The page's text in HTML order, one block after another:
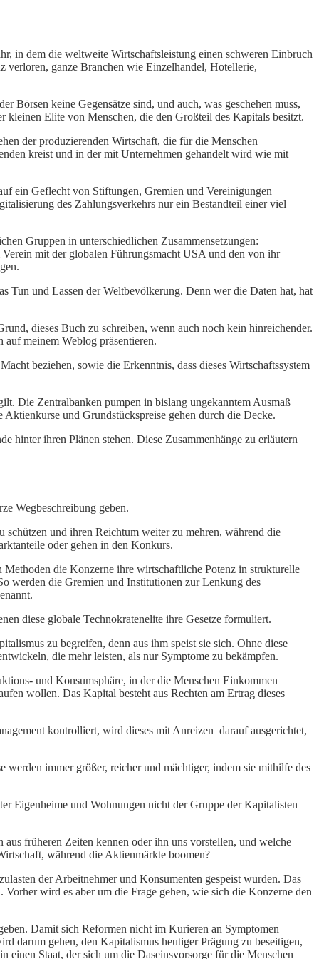
in dem die weltweite Wirtschaftsleistung einen schweren Einbruch
verloren, ganze Branchen wie Einzelhandel, Hotellerie,
Börsen keine Gegensätze sind, und auch, was geschehen muss,
kleinen Elite von Menschen, die den Großteil des Kapitals besitzt.
der produzierenden Wirtschaft, die für die Menschen
kreist und in der mit Unternehmen gehandelt wird wie mit
ein Geflecht von Stiftungen, Gremien und Vereinigungen
des Zahlungsverkehrs nur ein Bestandteil einer viel
Gruppen in unterschiedlichen Zusammensetzungen:
mit der globalen Führungsmacht USA und den von ihr
Tun und Lassen der Weltbevölkerung. Denn wer die Daten hat, hat
dieses Buch zu schreiben, wenn auch noch kein hinreichender.
meinem Weblog präsentieren.
beziehen, sowie die Erkenntnis, dass dieses Wirtschaftssystem
Die Zentralbanken pumpen in bislang ungekanntem Ausmaß
und Grundstückspreise gehen durch die Decke.
hinter ihren Plänen stehen. Diese Zusammenhänge zu erläutern
Wegbeschreibung geben.
und ihren Reichtum weiter zu mehren, während die
oder gehen in den Konkurs.
die Konzerne ihre wirtschaftliche Potenz in strukturelle
werden die Gremien und Institutionen zur Lenkung des
diese globale Technokratenelite ihre Gesetze formuliert.
zu begreifen, denn aus ihm speist sie sich. Ohne diese
die mehr leisten, als nur Symptome zu bekämpfen.
und Konsumsphäre, in der die Menschen Einkommen
wollen. Das Kapital besteht aus Rechten am Ertrag dieses
kontrolliert, wird dieses mit Anreizen darauf ausgerichtet,
werden immer größer, reicher und mächtiger, indem sie mithilfe des
Eigenheime und Wohnungen nicht der Gruppe der Kapitalisten
früheren Zeiten kennen oder ihn uns vorstellen, und welche
während die Aktienmärkte boomen?
der Arbeitnehmer und Konsumenten gespeist wurden. Das
wird es aber um die Frage gehen, wie sich die Konzerne den
Damit sich Reformen nicht im Kurieren an Symptomen
darum gehen, den Kapitalismus heutiger Prägung zu beseitigen,
einen Staat, der sich um die Daseinsvorsorge für die Menschen